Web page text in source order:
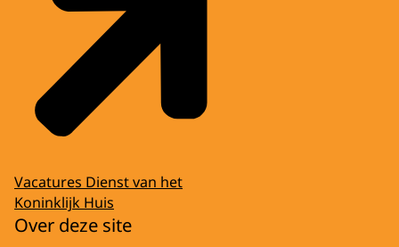
Vacatures Dienst van het
Koninklijk Huis
Over deze site